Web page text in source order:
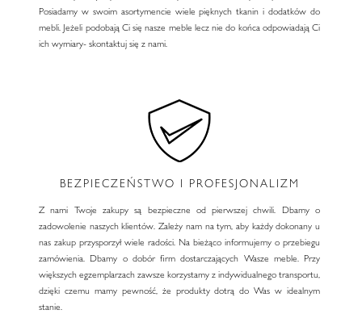
Posiadamy w swoim asortymencie wiele pięknych tkanin i dodatków do
mebli. Jeżeli podobają Ci się nasze meble lecz nie do końca odpowiadają Ci
ich wymiary- skontaktuj się z nami.
BEZPIECZEŃSTWO I PROFESJONALIZM
Z nami Twoje zakupy są bezpieczne od pierwszej chwili. Dbamy o
zadowolenie naszych klientów. Zależy nam na tym, aby każdy dokonany u
nas zakup przysporzył wiele radości. Na bieżąco informujemy o przebiegu
zamówienia. Dbamy o dobór firm dostarczających Wasze meble. Przy
większych egzemplarzach zawsze korzystamy z indywidualnego transportu,
dzięki czemu mamy pewność, że produkty dotrą do Was w idealnym
stanie.